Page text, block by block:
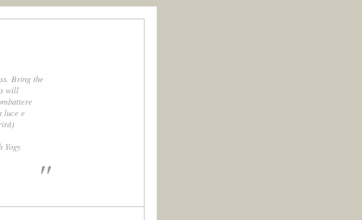
Bring the
will
luce e
Yogy
"